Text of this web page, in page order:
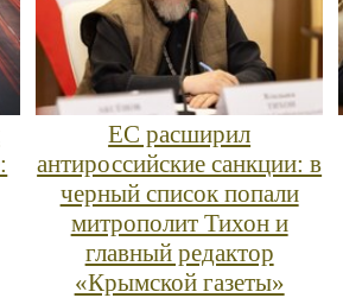
ЕС расширил
антироссийские санкции: в
черный список попали
митрополит Тихон и
главный редактор
«Крымской газеты»